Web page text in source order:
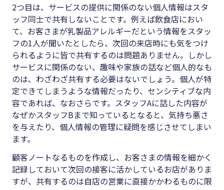
2つ目は、サービスの提供に関係のない個人情報はスタ
ッフ同士で共有しないことです。例えば飲食店におい
て、お客さまが乳製品アレルギーだという情報をスタッ
フの1人が聞いたとしたら、次回の来店時にも気をつけ
られるように皆で共有するのは問題ありません。しかし
サービスに関係のない、趣味や家族の話など個人的なも
のは、わざわざ共有する必要はないでしょう。個人が特
定できてしまうような情報だったり、センシティブな内
容であれば、なおさらです。スタッフAに話した内容が
なぜかスタッフBまで知っているとなると、気持ち悪さ
を与えたり、個人情報の管理に疑問を感じさせてしまい
ます。
顧客ノートなるものを作成し、お客さまの情報を細かく
記録しておいて次回の接客に活かしているお店がありま
すが、共有するのは自店の営業に直接かかわるものに限